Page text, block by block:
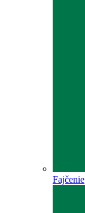
Fajčenie